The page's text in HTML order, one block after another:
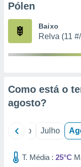
estudos
1199
Pólen
Baixo
Relva (11
Como está o
agosto?
Junho Julho
T. Média : 25°C